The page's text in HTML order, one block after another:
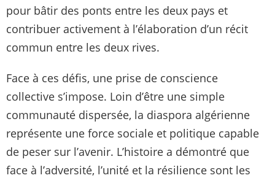
pour bâtir des ponts entre les deux pays et
contribuer activement à l’élaboration d’un récit
commun entre les deux rives.
Face à ces défis, une prise de conscience
collective s’impose. Loin d’être une simple
communauté dispersée, la diaspora algérienne
représente une force sociale et politique capable
de peser sur l’avenir. L’histoire a démontré que
face à l’adversité, l’unité et la résilience sont les